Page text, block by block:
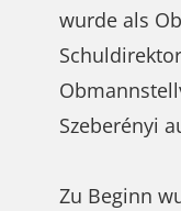
wurde als
Szeberényi
Zu Beginn